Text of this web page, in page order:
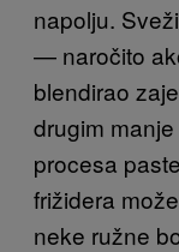
napolju.
— naročito
blendirao
drugim
procesa
frižidera
neke ružne